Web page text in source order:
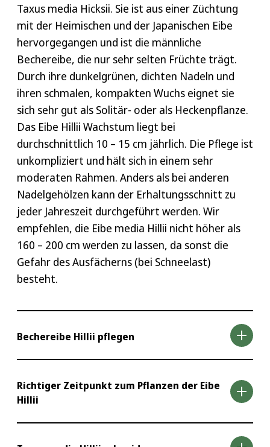
Taxus media Hicksii. Sie ist aus einer Züchtung
mit der Heimischen und der Japanischen Eibe
hervorgegangen und ist die männliche
Bechereibe, die nur sehr selten Früchte trägt.
Durch ihre dunkelgrünen, dichten Nadeln und
ihren schmalen, kompakten Wuchs eignet sie
sich sehr gut als Solitär- oder als Heckenpflanze.
Das Eibe Hillii Wachstum liegt bei
durchschnittlich 10 – 15 cm jährlich. Die Pflege ist
unkompliziert und hält sich in einem sehr
moderaten Rahmen. Anders als bei anderen
Nadelgehölzen kann der Erhaltungsschnitt zu
jeder Jahreszeit durchgeführt werden. Wir
empfehlen, die Eibe media Hillii nicht höher als
160 – 200 cm werden zu lassen, da sonst die
Gefahr des Ausfächerns (bei Schneelast)
besteht.
Bechereibe Hillii pflegen
Die Bechereibe Hillii ist in der Regel eine sehr
robuste Pflanze, die zudem auch in der Pflege
Richtiger Zeitpunkt zum Pflanzen der Eibe
Hillii